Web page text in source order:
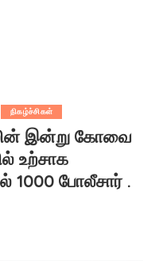
நிகழ்ச்சிகள்
இன்று கோவை
உற்சாக
1000 போலீசார் .